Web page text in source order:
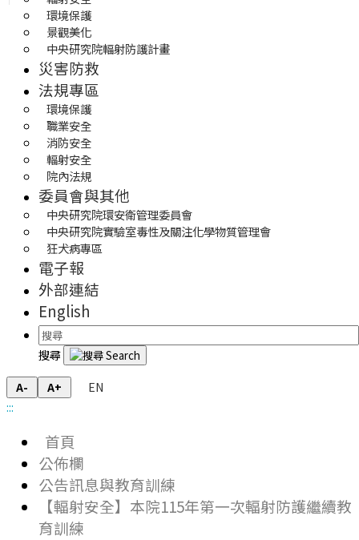
環境保護
景觀美化
中央研究院輻射防護計畫
災害防救
法規專區
環境保護
職業安全
消防安全
輻射安全
院內法規
委員會與其他
中央研究院環安衛管理委員會
中央研究院實驗室毒性及關注化學物質管理會
狂犬病專區
電子報
外部連結
English
搜尋
A- A+
EN
:::
首頁
公佈欄
公告訊息與教育訓練
【輻射安全】本院115年第一次輻射防護繼續教
育訓練